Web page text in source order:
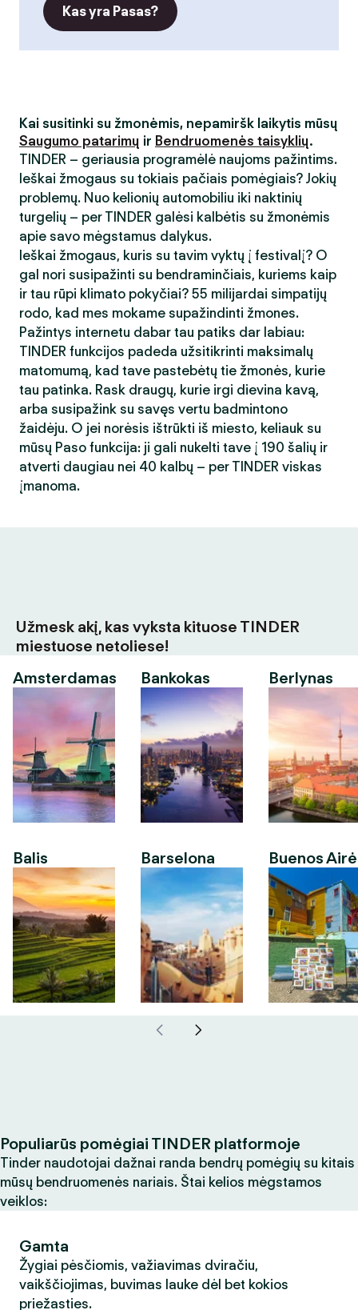
Kas yra Pasas?
Kai susitinki su žmonėmis, nepamiršk laikytis mūsų
Saugumo patarimų ir Bendruomenės taisyklių.
TINDER – geriausia programėlė naujoms pažintims.
Ieškai žmogaus su tokiais pačiais pomėgiais? Jokių
problemų. Nuo kelionių automobiliu iki naktinių
turgelių – per TINDER galėsi kalbėtis su žmonėmis
apie savo mėgstamus dalykus.
Ieškai žmogaus, kuris su tavim vyktų į festivalį? O
gal nori susipažinti su bendraminčiais, kuriems kaip
ir tau rūpi klimato pokyčiai? 55 milijardai simpatijų
rodo, kad mes mokame supažindinti žmones.
Pažintys internetu dabar tau patiks dar labiau:
TINDER funkcijos padeda užsitikrinti maksimalų
matomumą, kad tave pastebėtų tie žmonės, kurie
tau patinka. Rask draugų, kurie irgi dievina kavą,
arba susipažink su savęs vertu badmintono
žaidėju. O jei norėsis ištrūkti iš miesto, keliauk su
mūsų Paso funkcija: ji gali nukelti tave į 190 šalių ir
atverti daugiau nei 40 kalbų – per TINDER viskas
įmanoma.
Užmesk akį, kas vyksta kituose TINDER
miestuose netoliese!
Amsterdamas
Balis
Bankokas
Barselona
Berlynas
Buenos
Populiarūs pomėgiai TINDER platformoje
Tinder naudotojai dažnai randa bendrų pomėgių su kitais
mūsų bendruomenės nariais. Štai kelios mėgstamos
veiklos:
Gamta
Žygiai pėsčiomis, važiavimas dviračiu,
vaikščiojimas, buvimas lauke dėl bet kokios
priežasties.